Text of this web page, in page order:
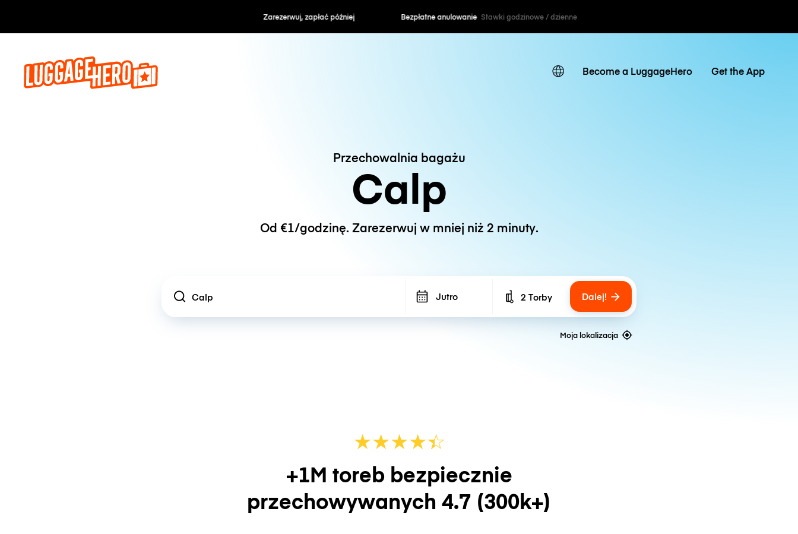
Zarezerwuj, zapłać później Bezpłatne anulowanie Stawki godzinowe / dzienne
Become a LuggageHero Get the App
Przechowalnia bagażu
Calp
Od €1/godzinę. Zarezerwuj w mniej niż 2 minuty.
Location Jutro Number of bags
2 Torby Dalej!
Moja lokalizacja
★★★★☆
★
+1M toreb bezpiecznie
przechowywanych 4.7 (300k+)